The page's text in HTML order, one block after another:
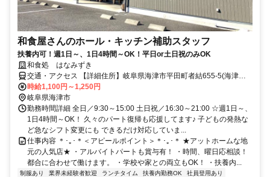
和食屋さんのホール・キッチン補助スタッフ
扶養内可！週1日～、1日4時間～OK！平日or土日祝のみOK
和食処 はなみずき
交通・アクセス 【詳細住所】岐阜県海津市平田町者結655-5(海津市
立海西小学校から車で4分※車通勤OK)
時給1,100円～1,250円
岐阜県海津市
勤務時間詳細 全日／9:30～15:00 土日祝／16:30～21:00 ☆週1日～、
1日4時間～OK！ 久々のパート復帰も応援してます♪ 子どもの発熱な
ど急なシフト変更にも できるだけ対応していま...
仕事内容 ＊･｡･＊＜アピールポイント＞＊･｡･＊ ★アットホームな地
元の人気店★ ・アルバイトパートも賞与有！ ・時間、曜日応相談！
都合に合わせて働けます。 ・学校や家との両立もOK！ ・扶養内...
制服あり 業界未経験者歓迎 ランチタイム 扶養内勤務OK
社員登用あり